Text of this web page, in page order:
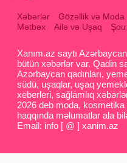
Xəbərlər Gözəllik və Moda
Mətbəx
Ailə və Uşaq
Xanım.az saytı
bütün xəbərlər var. Qadin
Azərbaycan qadınları,
südü, uşaqlar, uşaq
xeberleri, sağlamlıq
2026 deb moda,
haqqında məlumatlar ala
Email: info [ @ ] xanim.az